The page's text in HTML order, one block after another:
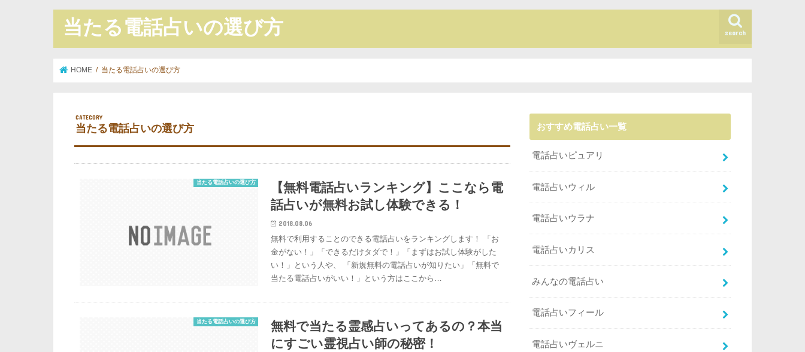
当たる電話占いの選び方 search
HOME 当たる電話占いの選び方
当たる電話占いの選び方
当たる電話占いの選び方
【無料電話占いランキング】ここなら電
話占いが無料お試し体験できる！
2018.08.06
無料で利用することのできる電話占いをランキングします！ 「お
金がない！」「できるだけタダで！」「まずはお試し体験がした
い！」という人や、 「新規無料の電話占いが知りたい」「無料で
当たる電話占いがいい！」という方はここから…
当たる電話占いの選び方
無料で当たる霊感占いってあるの？本当
にすごい霊視占い師の秘密！
おすすめ電話占い一覧
電話占いピュアリ
電話占いウィル
電話占いウラナ
電話占いカリス
みんなの電話占い
電話占いフィール
電話占いヴェルニ